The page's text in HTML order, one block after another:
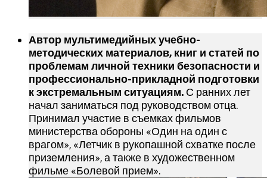
Автор мультимедийных учебно-
методических материалов, книг и статей по
проблемам личной техники безопасности и
профессионально-прикладной подготовки
к экстремальным ситуациям. С ранних лет
начал заниматься под руководством отца.
Принимал участие в съемках фильмов
министерства обороны «Один на один с
врагом», «Летчик в рукопашной схватке после
приземления», а также в художественном
фильме «Болевой прием».